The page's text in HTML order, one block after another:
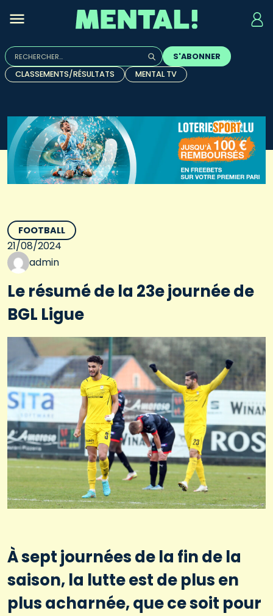
Rechercher :
Quand les résultats de l'auto-complétion sont
S'ABONNER
CLASSEMENTS/RÉSULTATS
MENTAL TV
FOOTBALL
21/08/2024
admin
Le résumé de la 23e journée de
BGL Ligue
À sept journées de la fin de la
saison, la lutte est de plus en
plus acharnée, que ce soit pour